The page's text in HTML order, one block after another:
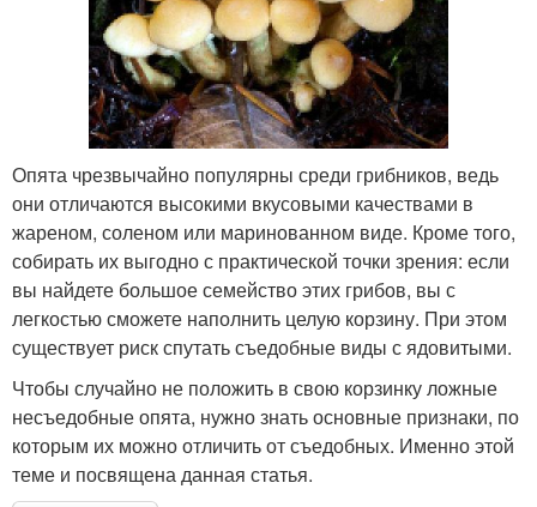
Опята чрезвычайно популярны среди грибников, ведь
они отличаются высокими вкусовыми качествами в
жареном, соленом или маринованном виде. Кроме того,
собирать их выгодно с практической точки зрения: если
вы найдете большое семейство этих грибов, вы с
легкостью сможете наполнить целую корзину. При этом
существует риск спутать съедобные виды с ядовитыми.
Чтобы случайно не положить в свою корзинку ложные
несъедобные опята, нужно знать основные признаки, по
которым их можно отличить от съедобных. Именно этой
теме и посвящена данная статья.